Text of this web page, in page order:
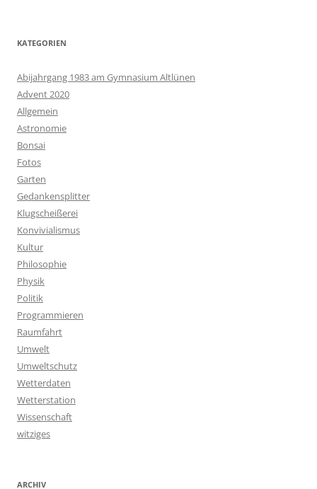
KATEGORIEN
Abijahrgang 1983 am Gymnasium Altlünen
Advent 2020
Allgemein
Astronomie
Bonsai
Fotos
Garten
Gedankensplitter
Klugscheißerei
Konvivialismus
Kultur
Philosophie
Physik
Politik
Programmieren
Raumfahrt
Umwelt
Umweltschutz
Wetterdaten
Wetterstation
Wissenschaft
witziges
ARCHIV